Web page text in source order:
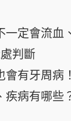
一定會流血
判斷
會有牙周病
疾病有哪些